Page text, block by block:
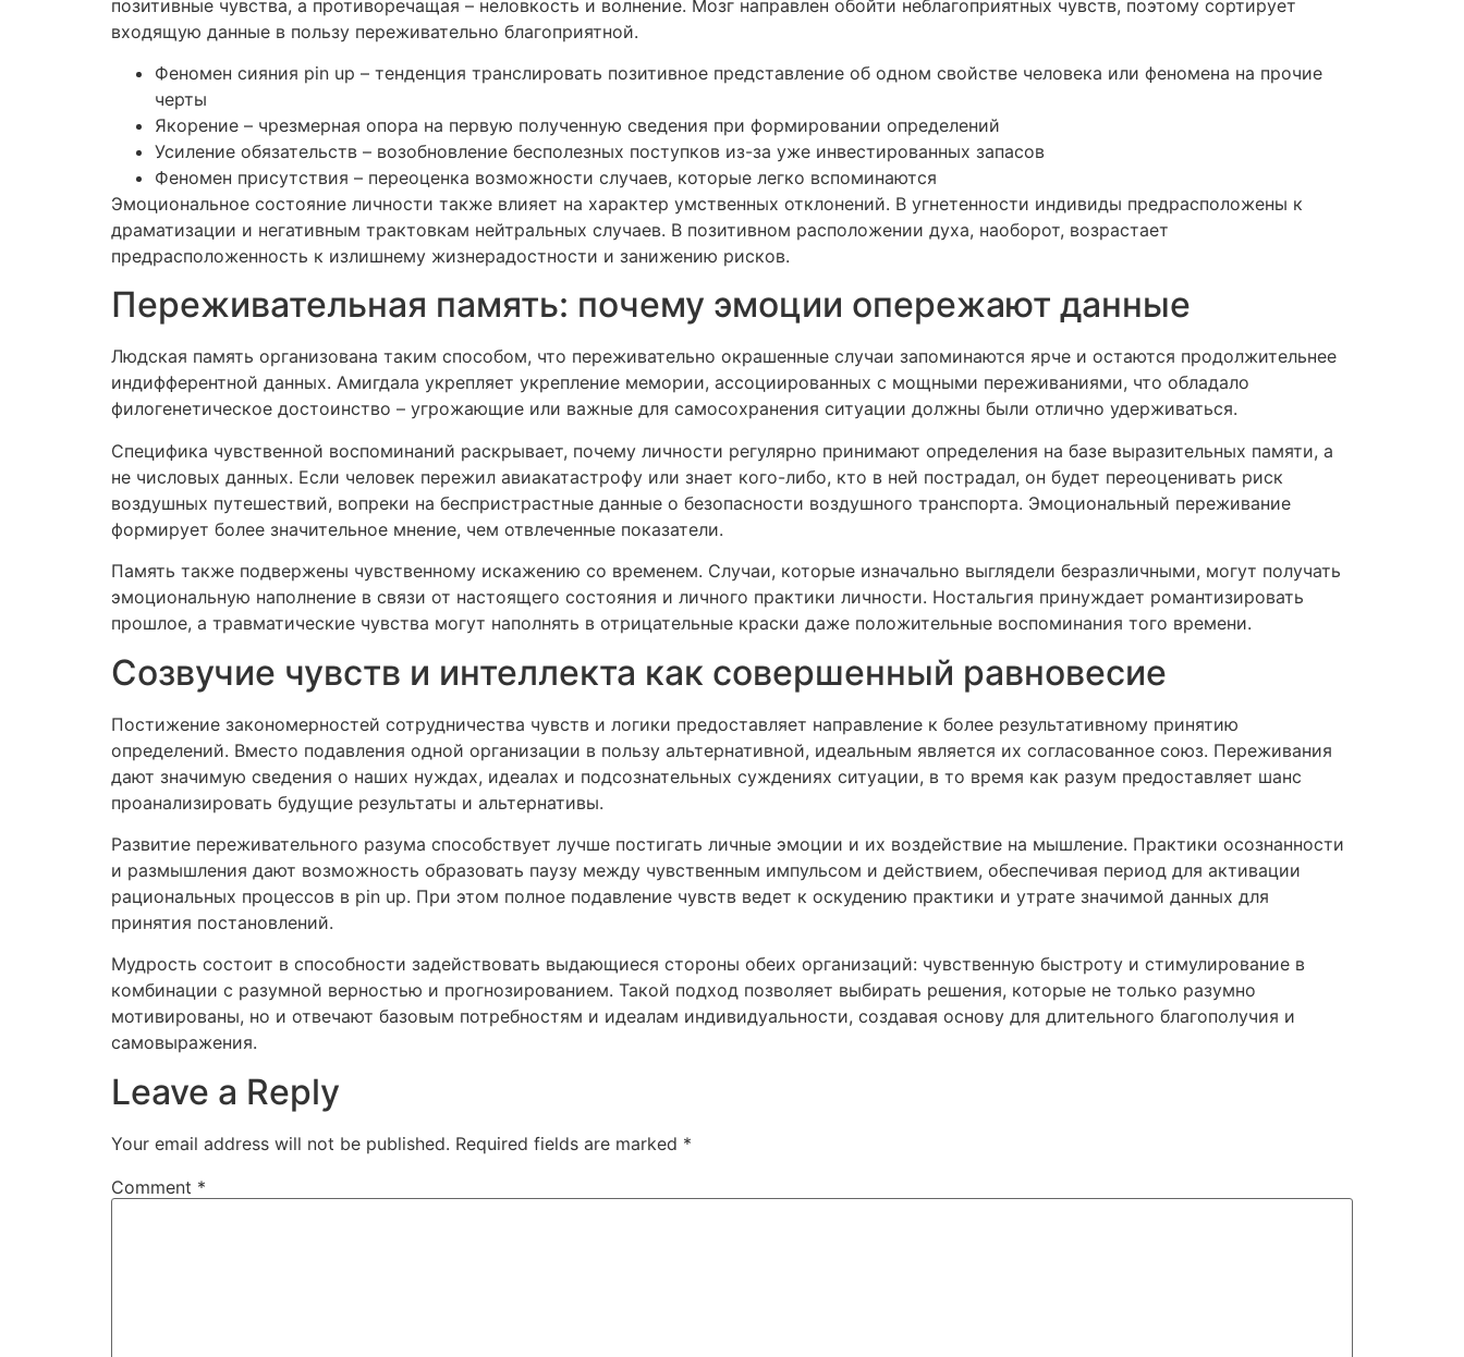
позитивные чувства, а противоречащая – неловкость и волнение. Мозг направлен обойти неблагоприятных чувств, поэтому сортирует
входящую данные в пользу переживательно благоприятной.
Феномен сияния pin up – тенденция транслировать позитивное представление об одном свойстве человека или феномена на прочие
черты
Якорение – чрезмерная опора на первую полученную сведения при формировании определений
Усиление обязательств – возобновление бесполезных поступков из-за уже инвестированных запасов
Феномен присутствия – переоценка возможности случаев, которые легко вспоминаются
Эмоциональное состояние личности также влияет на характер умственных отклонений. В угнетенности индивиды предрасположены к
драматизации и негативным трактовкам нейтральных случаев. В позитивном расположении духа, наоборот, возрастает
предрасположенность к излишнему жизнерадостности и занижению рисков.
Переживательная память: почему эмоции опережают данные
Людская память организована таким способом, что переживательно окрашенные случаи запоминаются ярче и остаются продолжительнее
индифферентной данных. Амигдала укрепляет укрепление мемории, ассоциированных с мощными переживаниями, что обладало
филогенетическое достоинство – угрожающие или важные для самосохранения ситуации должны были отлично удерживаться.
Специфика чувственной воспоминаний раскрывает, почему личности регулярно принимают определения на базе выразительных памяти, а
не числовых данных. Если человек пережил авиакатастрофу или знает кого-либо, кто в ней пострадал, он будет переоценивать риск
воздушных путешествий, вопреки на беспристрастные данные о безопасности воздушного транспорта. Эмоциональный переживание
формирует более значительное мнение, чем отвлеченные показатели.
Память также подвержены чувственному искажению со временем. Случаи, которые изначально выглядели безразличными, могут получать
эмоциональную наполнение в связи от настоящего состояния и личного практики личности. Ностальгия принуждает романтизировать
прошлое, а травматические чувства могут наполнять в отрицательные краски даже положительные воспоминания того времени.
Созвучие чувств и интеллекта как совершенный равновесие
Постижение закономерностей сотрудничества чувств и логики предоставляет направление к более результативному принятию
определений. Вместо подавления одной организации в пользу альтернативной, идеальным является их согласованное союз. Переживания
дают значимую сведения о наших нуждах, идеалах и подсознательных суждениях ситуации, в то время как разум предоставляет шанс
проанализировать будущие результаты и альтернативы.
Развитие переживательного разума способствует лучше постигать личные эмоции и их воздействие на мышление. Практики осознанности
и размышления дают возможность образовать паузу между чувственным импульсом и действием, обеспечивая период для активации
рациональных процессов в pin up. При этом полное подавление чувств ведет к оскудению практики и утрате значимой данных для
принятия постановлений.
Мудрость состоит в способности задействовать выдающиеся стороны обеих организаций: чувственную быстроту и стимулирование в
комбинации с разумной верностью и прогнозированием. Такой подход позволяет выбирать решения, которые не только разумно
мотивированы, но и отвечают базовым потребностям и идеалам индивидуальности, создавая основу для длительного благополучия и
самовыражения.
Leave a Reply
Your email address will not be published. Required fields are marked *
Comment *